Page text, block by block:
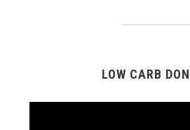
LOW CARB